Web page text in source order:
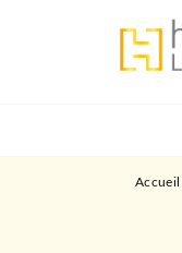
MENU
Accueil